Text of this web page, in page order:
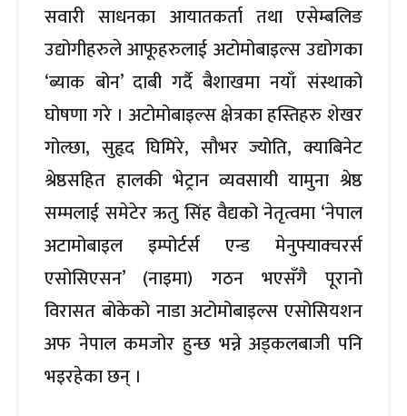
सवारी साधनका आयातकर्ता तथा एसेम्बलिङ
उद्योगीहरुले आफूहरुलाई अटोमोबाइल्स उद्योगका
‘ब्याक बोन’ दाबी गर्दै बैशाखमा नयाँ संस्थाको
घोषणा गरे । अटोमोबाइल्स क्षेत्रका हस्तिहरु शेखर
गोल्छा, सुहृद घिमिरे, सौभर ज्योति, क्याबिनेट
श्रेष्ठसहित हालकी भेट्रान व्यवसायी यामुना श्रेष्ठ
सम्मलाई समेटेर ऋतु सिंह वैद्यको नेतृत्वमा ‘नेपाल
अटामोबाइल इम्पोर्टर्स एन्ड मेनुफ्याक्चरर्स
एसोसिएसन’ (नाइमा) गठन भएसँगै पूरानो
विरासत बोकेको नाडा अटोमोबाइल्स एसोसियशन
अफ नेपाल कमजोर हुन्छ भन्ने अड्कलबाजी पनि
भइरहेका छन् ।